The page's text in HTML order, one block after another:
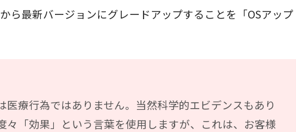
ら最新バージョンにグレードアップすることを「OSアップ
医療行為ではありません。当然科学的エビデンスもあり
々「効果」という言葉を使用しますが、これは、お客様